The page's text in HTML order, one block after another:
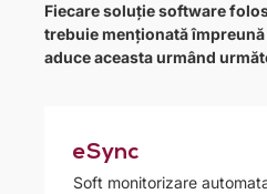
Fiecare soluție software
trebuie menționată
aduce aceasta urmând
eSync​
Soft monitorizare